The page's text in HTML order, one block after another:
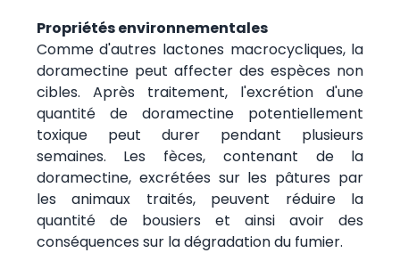
Propriétés environnementales
Comme d'autres lactones macrocycliques, la
doramectine peut affecter des espèces non
cibles. Après traitement, l'excrétion d'une
quantité de doramectine potentiellement
toxique peut durer pendant plusieurs
semaines. Les fèces, contenant de la
doramectine, excrétées sur les pâtures par
les animaux traités, peuvent réduire la
quantité de bousiers et ainsi avoir des
conséquences sur la dégradation du fumier.